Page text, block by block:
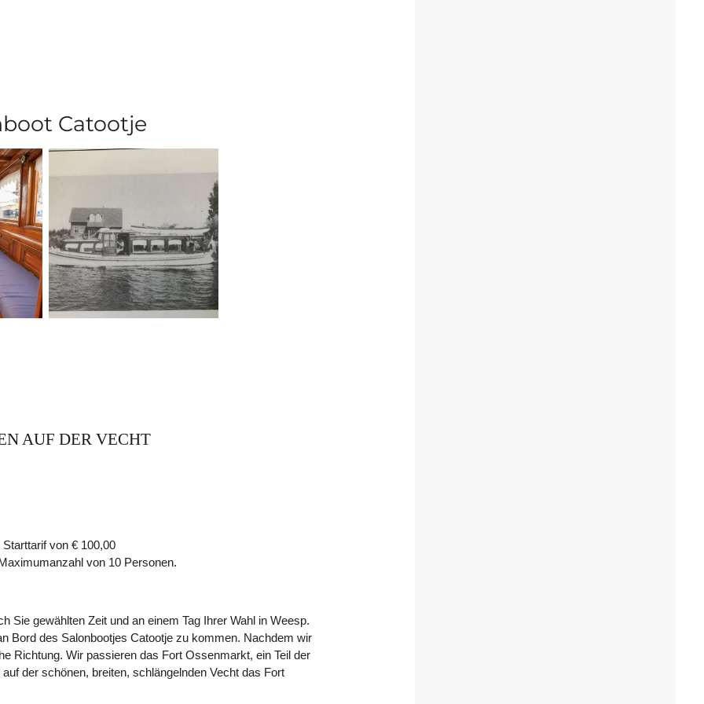
Catootje
AUF DER VECHT
von € 100,00
von 10 Personen.
Sie gewählten Zeit und an einem Tag Ihrer Wahl in Weesp.
Bord des Salonbootjes Catootje zu kommen. Nachdem wir
Richtung. Wir passieren das Fort Ossenmarkt, ein Teil der
der schönen, breiten, schlängelnden Vecht das Fort